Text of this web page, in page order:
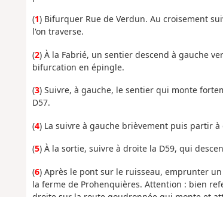
(1) Bifurquer Rue de Verdun. Au croisement
l'on traverse.
(2) À la Fabrié, un sentier descend à gauche
bifurcation en épingle.
(3) Suivre, à gauche, le sentier qui monte
D57.
(4) La suivre à gauche brièvement puis partir
(5) À la sortie, suivre à droite la D59, qui
(6) Après le pont sur le ruisseau, emprunter
la ferme de Prohenquières. Attention : bien